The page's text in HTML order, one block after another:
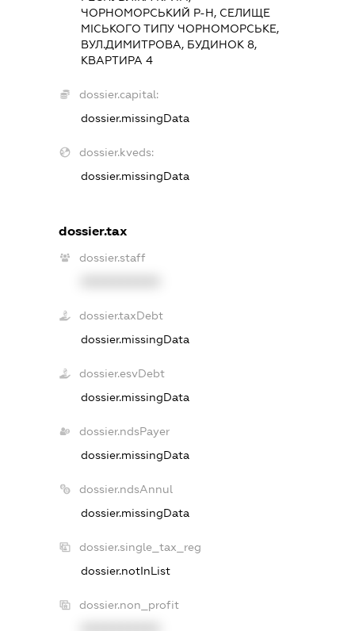
ЧОРНОМОРСЬКИЙ Р-Н, СЕЛИЩЕ
МІСЬКОГО ТИПУ ЧОРНОМОРСЬКЕ,
ВУЛ.ДИМИТРОВА, БУДИНОК 8,
КВАРТИРА 4
dossier.capital:
dossier.missingData
dossier.kveds:
dossier.missingData
dossier.tax
dossier.staff
dossier.taxDebt
dossier.missingData
dossier.esvDebt
dossier.missingData
dossier.ndsPayer
dossier.missingData
dossier.ndsAnnul
dossier.missingData
dossier.single_tax_reg
dossier.notInList
dossier.non_profit